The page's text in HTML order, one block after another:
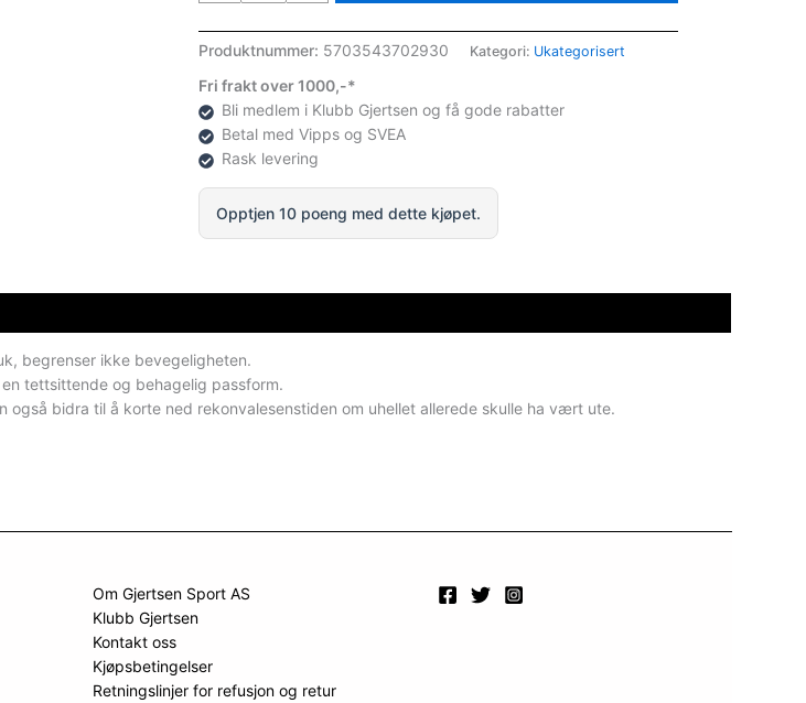
2
Sort
Medium
antall
Produktnummer: 5703543702930 Kategori: Ukategorisert
Fri frakt over 1000,-*
Bli medlem i Klubb Gjertsen og få gode rabatter
Betal med Vipps og SVEA
Rask levering
Opptjen 10 poeng med dette kjøpet.
begrenser ikke bevegeligheten.
tettsittende og behagelig passform.
bidra til å korte ned rekonvalesenstiden om uhellet allerede skulle ha vært ute.
Om Gjertsen Sport AS
Klubb Gjertsen
Kontakt oss
Kjøpsbetingelser
Retningslinjer for refusjon og retur